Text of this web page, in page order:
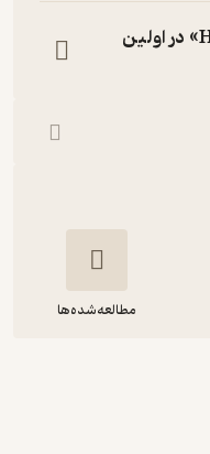
تخفیف با کد «HIFIDIBO» در اولین
مطالعه‌شده‌ها